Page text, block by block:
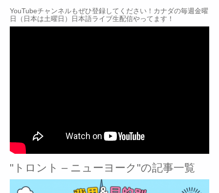
YouTubeチャンネルもぜひ登録してください！カナダの毎週金曜
日（日本は土曜日）日本語ライブ生配信やってます！
"トロント – ニューヨーク"の記事一覧